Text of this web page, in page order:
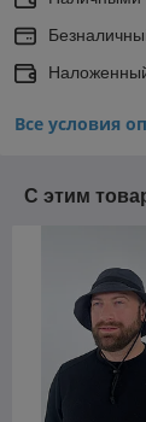
Все условия
С этим